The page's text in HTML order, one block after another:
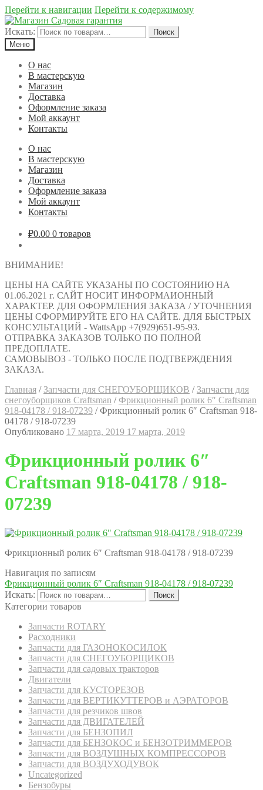
Перейти к навигации Перейти к содержимому
Искать:
Поиск
Меню
О нас
В мастерскую
Магазин
Доставка
Оформление заказа
Мой аккаунт
Контакты
О нас
В мастерскую
Магазин
Доставка
Оформление заказа
Мой аккаунт
Контакты
₽0.00 0 товаров
ВНИМАНИЕ!
ЦЕНЫ НА САЙТЕ УКАЗАНЫ ПО СОСТОЯНИЮ НА
01.06.2021 г. САЙТ НОСИТ ИНФОРМАИОННЫЙ
ХАРАКТЕР. ДЛЯ ОФОРМЛЕНИЯ ЗАКАЗА / УТОЧНЕНИЯ
ЦЕНЫ СФОРМИРУЙТЕ ЕГО НА САЙТЕ. ДЛЯ БЫСТРЫХ
КОНСУЛЬТАЦИЙ - WattsApp +7(929)651-95-93.
ОТПРАВКА ЗАКАЗОВ ТОЛЬКО ПО ПОЛНОЙ
ПРЕДОПЛАТЕ.
САМОВЫВОЗ - ТОЛЬКО ПОСЛЕ ПОДТВЕРЖДЕНИЯ
ЗАКАЗА.
Главная / Запчасти для СНЕГОУБОРЩИКОВ / Запчасти для
снегоуборщиков Craftsman /Фрикционный ролик 6″ Craftsman
918-04178 / 918-07239 /Фрикционный ролик 6″ Craftsman 918-
04178 / 918-07239
Опубликовано 17 марта, 2019 17 марта, 2019
Фрикционный ролик 6″
Craftsman 918-04178 / 918-
07239
Фрикционный ролик 6″ Craftsman 918-04178 / 918-07239
Навигация по записям
Фрикционный ролик 6″ Craftsman 918-04178 / 918-07239
Искать:
Поиск
Категории товаров
Запчасти ROTARY
Расходники
Запчасти для ГАЗОНОКОСИЛОК
Запчасти для СНЕГОУБОРЩИКОВ
Запчасти для садовых тракторов
Двигатели
Запчасти для КУСТОРЕЗОВ
Запчасти для ВЕРТИКУТТЕРОВ и АЭРАТОРОВ
Запчасти для резчиков швов
Запчасти для ДВИГАТЕЛЕЙ
Запчасти для БЕНЗОПИЛ
Запчасти для БЕНЗОКОС и БЕНЗОТРИММЕРОВ
Запчасти для ВОЗДУШНЫХ КОМПРЕССОРОВ
Запчасти для ВОЗДУХОДУВОК
Uncategorized
Бензобуры